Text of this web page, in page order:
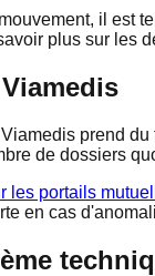
il est
plus sur les
prend
de dossiers
les portails
en cas